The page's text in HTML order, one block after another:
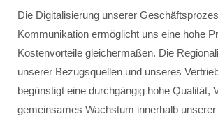
Die Digitalisierung unserer
Kommunikation ermöglicht uns eine hohe
Kostenvorteile gleichermaßen. Die
unserer Bezugsquellen und unseres
begünstigt eine durchgängig hohe Qualität,
gemeinsames Wachstum innerhalb unserer